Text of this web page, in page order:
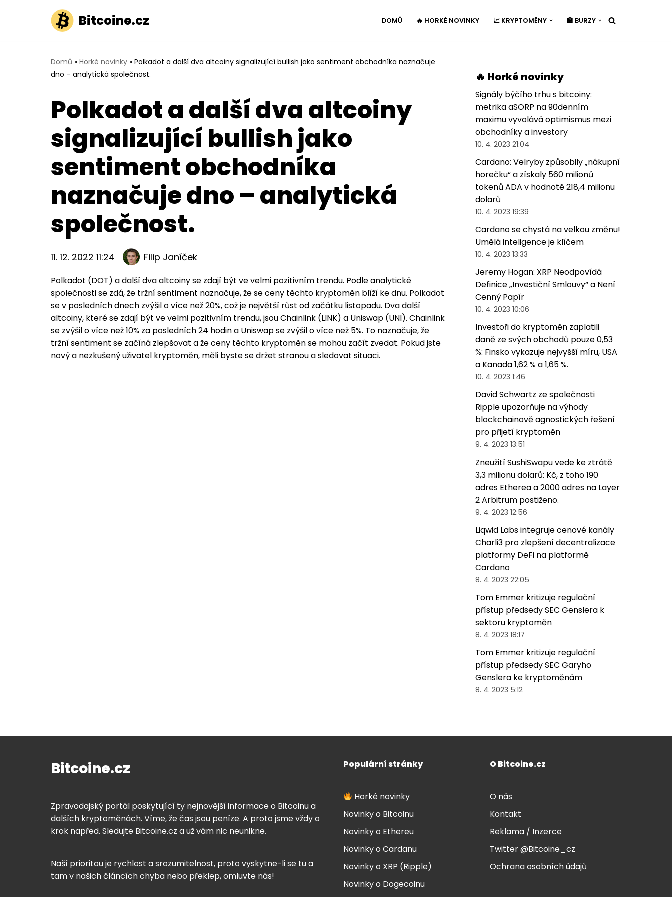
Bitcoine.cz DOMŮ 🔥 HORKÉ NOVINKY 📈 KRYPTOMĚNY 🏦 BURZY
Domů » Horké novinky » Polkadot a další dva altcoiny signalizující bullish jako sentiment obchodníka naznačuje
dno – analytická společnost.
Polkadot a další dva altcoiny
signalizující bullish jako
sentiment obchodníka
naznačuje dno – analytická
společnost.
11. 12. 2022 11:24 Filip Janíček
Polkadot (DOT) a další dva altcoiny se zdají být ve velmi pozitivním trendu. Podle analytické
společnosti se zdá, že tržní sentiment naznačuje, že se ceny těchto kryptoměn blíží ke dnu. Polkadot
se v posledních dnech zvýšil o více než 20%, což je největší růst od začátku listopadu. Dva další
altcoiny, které se zdají být ve velmi pozitivním trendu, jsou Chainlink (LINK) a Uniswap (UNI). Chainlink
se zvýšil o více než 10% za posledních 24 hodin a Uniswap se zvýšil o více než 5%. To naznačuje, že
tržní sentiment se začíná zlepšovat a že ceny těchto kryptoměn se mohou začít zvedat. Pokud jste
nový a nezkušený uživatel kryptoměn, měli byste se držet stranou a sledovat situaci.
🔥 Horké novinky
Signály býčího trhu s bitcoiny:
metrika aSORP na 90denním
maximu vyvolává optimismus mezi
obchodníky a investory
10. 4. 2023 21:04
Cardano: Velryby způsobily „nákupní
horečku“ a získaly 560 milionů
tokenů ADA v hodnotě 218,4 milionu
dolarů
10. 4. 2023 19:39
Cardano se chystá na velkou změnu!
Umělá inteligence je klíčem
10. 4. 2023 13:33
Jeremy Hogan: XRP Neodpovídá
Definice „Investiční Smlouvy“ a Není
Cenný Papír
10. 4. 2023 10:06
Investoři do kryptoměn zaplatili
daně ze svých obchodů pouze 0,53
%: Finsko vykazuje nejvyšší míru, USA
a Kanada 1,62 % a 1,65 %.
10. 4. 2023 1:46
David Schwartz ze společnosti
Ripple upozorňuje na výhody
blockchainově agnostických řešení
pro přijetí kryptoměn
9. 4. 2023 13:51
Zneužití SushiSwapu vede ke ztrátě
3,3 milionu dolarů: Kč, z toho 190
adres Etherea a 2000 adres na Layer
2 Arbitrum postiženo.
9. 4. 2023 12:56
Liqwid Labs integruje cenové kanály
Charli3 pro zlepšení decentralizace
platformy DeFi na platformě
Cardano
8. 4. 2023 22:05
Tom Emmer kritizuje regulační
přístup předsedy SEC Genslera k
sektoru kryptoměn
8. 4. 2023 18:17
Tom Emmer kritizuje regulační
přístup předsedy SEC Garyho
Genslera ke kryptoměnám
8. 4. 2023 5:12
Bitcoine.cz
Zpravodajský portál poskytující ty nejnovější informace o Bitcoinu a
dalších kryptoměnách. Víme, že čas jsou peníze. A proto jsme vždy o
krok napřed. Sledujte Bitcoine.cz a už vám nic neunikne.
Naší prioritou je rychlost a srozumitelnost, proto vyskytne-li se tu a
tam v našich článcích chyba nebo překlep, omluvte nás!
Populární stránky
Horké novinky
Novinky o Bitcoinu
Novinky o Ethereu
Novinky o Cardanu
Novinky o XRP (Ripple)
Novinky o Dogecoinu
O Bitcoine.cz
O nás
Kontakt
Reklama / Inzerce
Twitter @Bitcoine_cz
Ochrana osobních údajů